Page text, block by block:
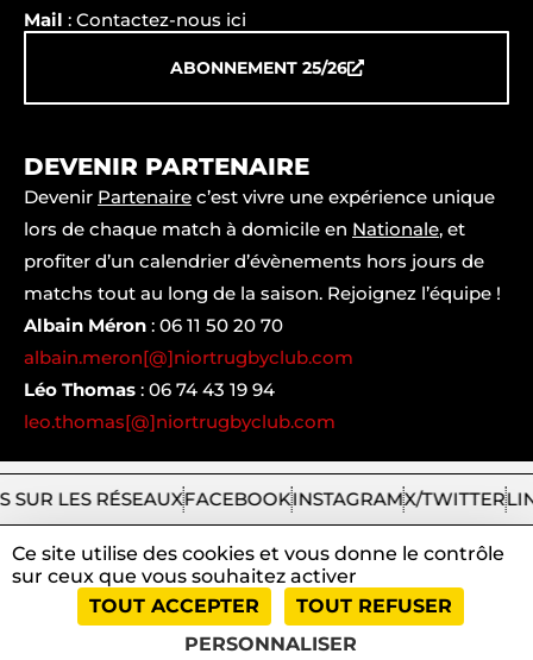
Mail : Contactez-nous ici
ABONNEMENT 25/26
DEVENIR PARTENAIRE
Devenir Partenaire c’est vivre une expérience unique
lors de chaque match à domicile en Nationale, et
profiter d’un calendrier d’évènements hors jours de
matchs tout au long de la saison. Rejoignez l’équipe !
Albain Méron : 06 11 50 20 70
albain.meron[@]niortrugbyclub.com
Léo Thomas : 06 74 43 19 94
leo.thomas[@]niortrugbyclub.com
SUR LES RÉSEAUXFACEBOOKINSTAGRAMX/TWITTER
Niort
2026
|Mentions
|Tous
|
Ce site utilise des cookies et vous donne le contrôle
sur ceux que vous souhaitez activer
TOUT ACCEPTER
TOUT REFUSER
PERSONNALISER